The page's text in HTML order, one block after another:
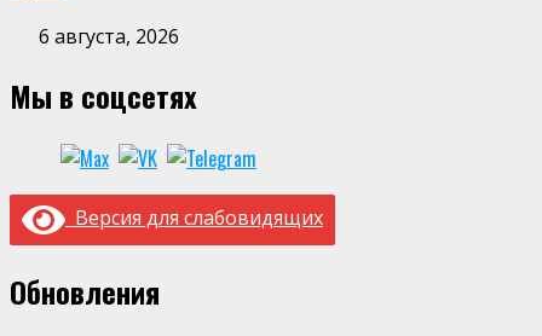
6 августа, 2026
Мы в соцсетях
Версия для слабовидящих
Обновления